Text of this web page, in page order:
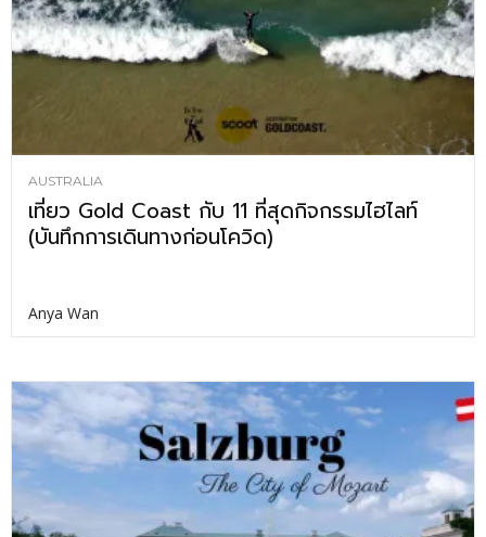
AUSTRALIA
เที่ยว Gold Coast กับ 11 ที่สุดกิจกรรมไฮไลท์
(บันทึกการเดินทางก่อนโควิด)
Anya Wan